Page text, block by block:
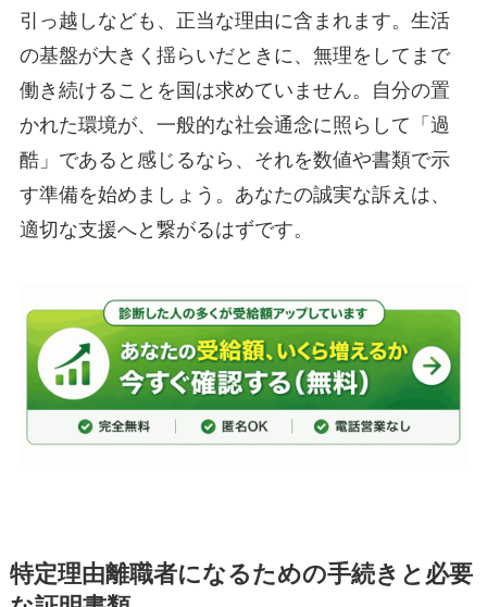
引っ越しなども、正当な理由に含まれます。生活
の基盤が大きく揺らいだときに、無理をしてまで
働き続けることを国は求めていません。自分の置
かれた環境が、一般的な社会通念に照らして「過
酷」であると感じるなら、それを数値や書類で示
す準備を始めましょう。あなたの誠実な訴えは、
適切な支援へと繋がるはずです。
特定理由離職者になるための手続きと必要